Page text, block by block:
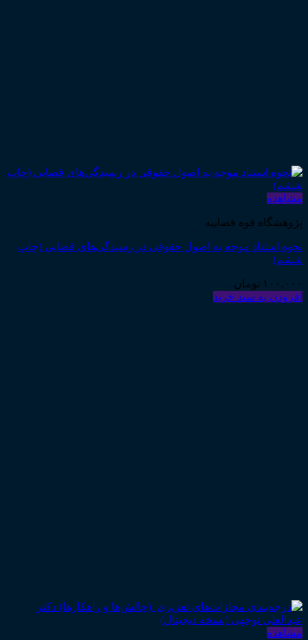
مشاهده
پژوهشگاه قوه قضاییه
نحوه استناد موجه به اصول حقوقی در رسیدگی‌های قضایی (چاپ
ششم)
۱۰۰,۰۰۰ تومان
افزودن به سبد خرید
مشاهده